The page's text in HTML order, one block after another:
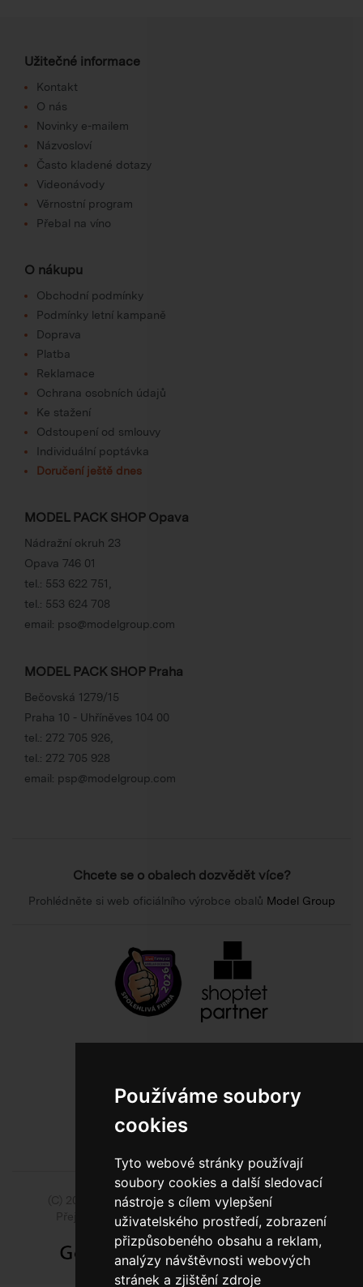
Používáme soubory
cookies
Tyto webové stránky používají
soubory cookies a další sledovací
nástroje s cílem vylepšení
uživatelského prostředí, zobrazení
přizpůsobeného obsahu a reklam,
analýzy návštěvnosti webových
stránek a zjištění zdroje
Užitečné informace
Kontakt
O nás
Novinky e-mailem
Názvosloví
Často kladené dotazy
Videonávody
Věrnostní program
Přebal na víno
O nákupu
Obchodní podmínky
Podmínky letní kampaně
Doprava
Platba
Reklamace
Ochrana osobních údajů
Ke stažení
Odstoupení od smlouvy
Individuální poptávka
Doručení ještě dnes
MODEL PACK SHOP Opava
Nádražní okruh 23
Opava 746 01
tel.: 553 622 751
tel.: 553 624 708
email: pso@modelgroup.com
MODEL PACK SHOP Praha
Bečovská 1279/15
Praha 10 - Uhříněves 104 00
tel.: 272 705 926
tel.: 272 705 928
email: psp@modelgroup.com
Chcete se o obalech dozvědět více?
Prohlédněte si web oficiálního výrobce obalů Model Group
(C) 2014 - 2026 Model Obaly a.s.,ISSA CZECH s.r.o.
Přejít na slovenskou pobočku Model Pack Shop